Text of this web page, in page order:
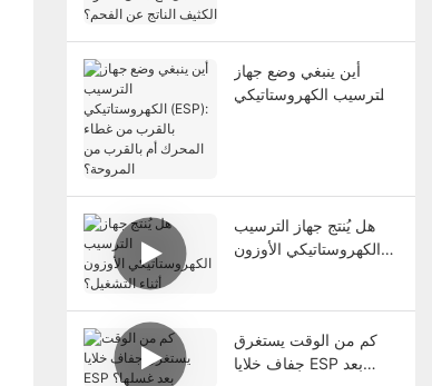
أين ينبغي وضع جهاز
الترسيب الكهروستاتيكي
هل يُنتج جهاز الترسيب
الكهروستاتيكي الأوزون
كم من الوقت يستغرق
جفاف خلايا ESP بعد